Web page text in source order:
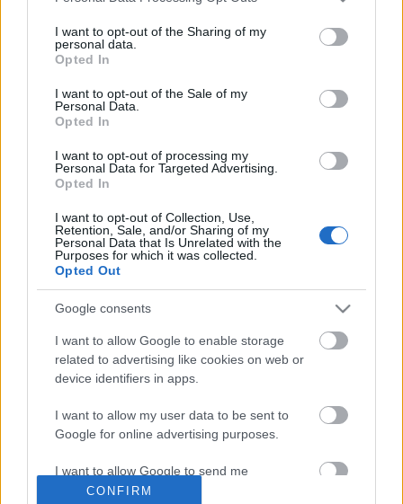
not limited to your visit or usage behaviour. You may click to
grant or deny consent to Google and its third-party tags to
use your data for below specified purposes in below Google
consent section.
I want to opt-out of the Sharing of my
personal data.
Opted In
I want to opt-out of the Sale of my
Personal Data.
Opted In
I want to opt-out of processing my
Personal Data for Targeted Advertising.
Opted In
I want to opt-out of Collection, Use,
Retention, Sale, and/or Sharing of my
Personal Data that Is Unrelated with the
Purposes for which it was collected.
Opted Out
Google consents
I want to allow Google to enable storage
related to advertising like cookies on web or
device identifiers in apps.
I want to allow my user data to be sent to
Google for online advertising purposes.
I want to allow Google to send me
personalized advertising.
CONFIRM
hétfőtől péntekig 10.00 és 16.00 között.
Ajánlott bejegyzések:
Indul az e-Trafó online programsorozat
Meghalt Böröndi Tamás